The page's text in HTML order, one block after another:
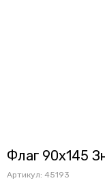
Флаг 90х145
Артикул: 45193